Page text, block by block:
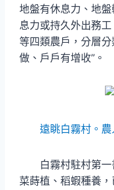
地盤有休息力、地
息力或持久外出務
等四類農戶，分層
做、戶戶有增收”。
遠眺白霧村。
白霧村駐村第
菜蒔植、稻蝦種養